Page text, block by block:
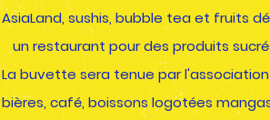
AsiaLand, sushis, bubble tea et fruits
un restaurant pour des produits
La buvette sera tenue par
bières, café, boissonslogotées